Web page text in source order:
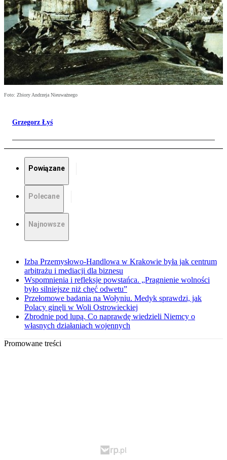
Foto: Zbiory Andrzeja Nieuważnego
Grzegorz Łyś
Powiązane
Polecane
Najnowsze
Izba Przemysłowo-Handlowa w Krakowie była jak centrum
arbitrażu i mediacji dla biznesu
Wspomnienia i refleksje powstańca. „Pragnienie wolności
było silniejsze niż chęć odwetu”
Przełomowe badania na Wołyniu. Medyk sprawdzi, jak
Polacy ginęli w Woli Ostrowieckiej
Zbrodnie pod lupą. Co naprawdę wiedzieli Niemcy o
własnych działaniach wojennych
Promowane treści